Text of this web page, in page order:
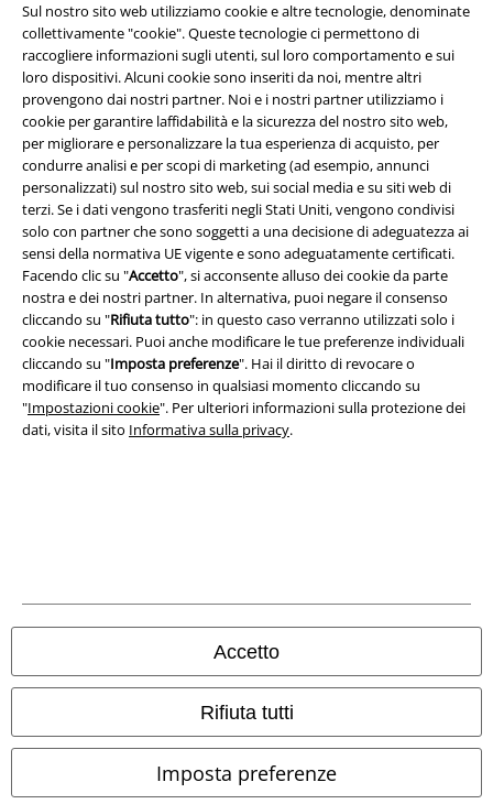
Sul nostro sito web utilizziamo cookie e altre tecnologie, denominate
collettivamente "cookie". Queste tecnologie ci permettono di
raccogliere informazioni sugli utenti, sul loro comportamento e sui
loro dispositivi. Alcuni cookie sono inseriti da noi, mentre altri
provengono dai nostri partner. Noi e i nostri partner utilizziamo i
cookie per garantire laffidabilità e la sicurezza del nostro sito web,
per migliorare e personalizzare la tua esperienza di acquisto, per
condurre analisi e per scopi di marketing (ad esempio, annunci
personalizzati) sul nostro sito web, sui social media e su siti web di
terzi. Se i dati vengono trasferiti negli Stati Uniti, vengono condivisi
solo con partner che sono soggetti a una decisione di adeguatezza ai
sensi della normativa UE vigente e sono adeguatamente certificati.
Facendo clic su "Accetto", si acconsente alluso dei cookie da parte
nostra e dei nostri partner. In alternativa, puoi negare il consenso
cliccando su "Rifiuta tutto": in questo caso verranno utilizzati solo i
cookie necessari. Puoi anche modificare le tue preferenze individuali
cliccando su "Imposta preferenze". Hai il diritto di revocare o
modificare il tuo consenso in qualsiasi momento cliccando su
"Impostazioni cookie". Per ulteriori informazioni sulla protezione dei
dati, visita il sito Informativa sulla privacy.
Accetto
Rifiuta tutti
Imposta preferenze
App EMP
Scarica la nuova app di EMP!
A Warner Music Group Company
Legge sulla Privacy